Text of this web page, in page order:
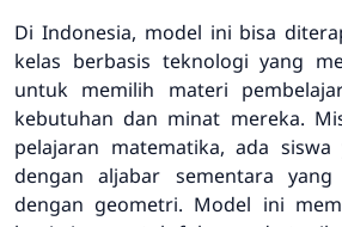
Di Indonesia, model ini bisa
kelas berbasis teknologi yang
untuk memilih materi
kebutuhan dan minat mereka.
pelajaran matematika, ada
dengan aljabar sementara
dengan geometri. Model ini